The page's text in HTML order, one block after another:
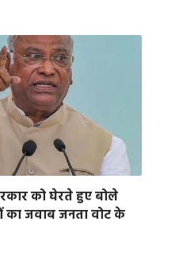
को घेरते हुए बोले
जवाब जनता वोट के